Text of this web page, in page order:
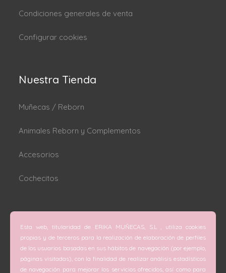
Condiciones generales de venta
Configurar cookies
Nuestra Tienda
Muñecas / Reborn
Animales Reborn y Complementos
Accesorios
Cochecitos
C/ San Vicente Mártir nº 74 (Valencia).
C/ Doctor Melis nº 6 (Grao de Gandía).
Esta web, titularidad de ERIKA MUÑECAS, S.L , utiliza cookies
propias y de terceros para la realización de elaboración de perfiles
de los usuarios basadas en sus hábitos de navegación (por ejemplo,
páginas visitadas), con la finalidad de realizar análisis estadísticos
de navegación para mejorar los servicios ofrecidos, así como para